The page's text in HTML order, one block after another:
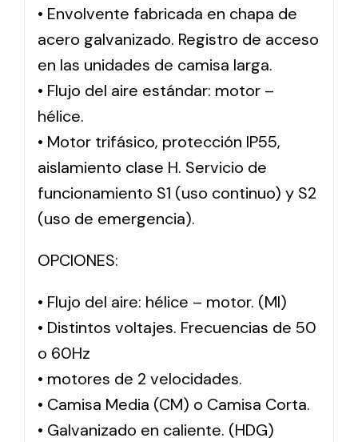
• Envolvente fabricada en chapa de
acero galvanizado. Registro de acceso
en las unidades de camisa larga.
• Flujo del aire estándar: motor –
hélice.
• Motor trifásico, protección IP55,
aislamiento clase H. Servicio de
funcionamiento S1 (uso continuo) y S2
(uso de emergencia).
OPCIONES:
• Flujo del aire: hélice – motor. (MI)
• Distintos voltajes. Frecuencias de 50
o 60Hz
• motores de 2 velocidades.
• Camisa Media (CM) o Camisa Corta.
• Galvanizado en caliente. (HDG)